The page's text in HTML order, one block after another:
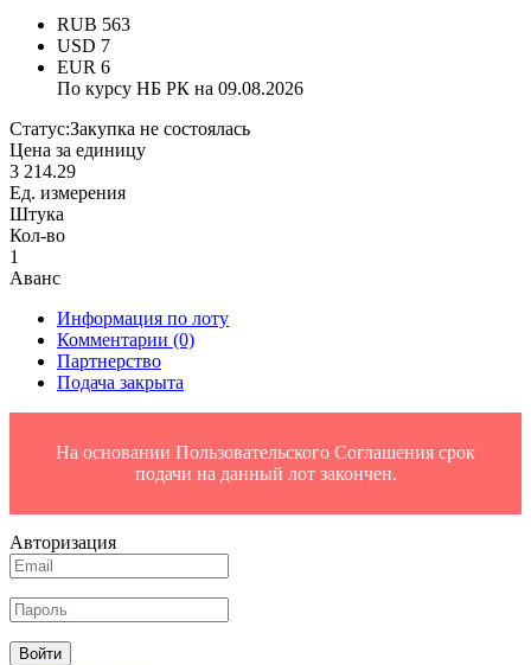
RUB 563
USD 7
EUR 6
По курсу НБ РК на 09.08.2026
Статус:Закупка не состоялась
Цена за единицу
3 214.29
Ед. измерения
Штука
Кол-во
1
Аванс
Информация по лоту
Комментарии (0)
Партнерство
Подача закрыта
На основании Пользовательского Соглашения срок
подачи на данный лот закончен.
Авторизация
Войти